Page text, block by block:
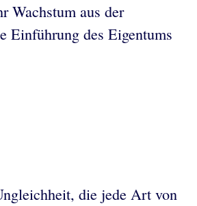
Wachstum aus der
Einführung des Eigentums
die jede Art von